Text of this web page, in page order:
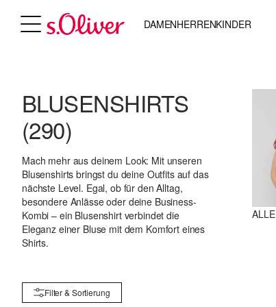
DAMENHERRENKINDER
BLUSENSHIRTS
(290)
Mach mehr aus deinem Look: Mit unseren
Blusenshirts bringst du deine Outfits auf das
nächste Level. Egal, ob für den Alltag,
besondere Anlässe oder deine Business-
Kombi – ein Blusenshirt verbindet die
Eleganz einer Bluse mit dem Komfort eines
Shirts.
ALLE
Filter & Sortierung